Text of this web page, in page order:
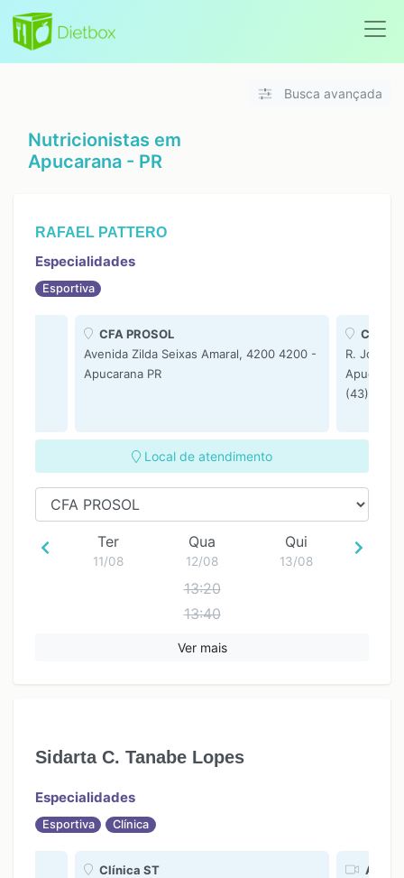
Busca avançada
Nutricionistas em
Apucarana - PR
RAFAEL PATTERO
Especialidades
Esportiva
CFA PROSOL
Avenida Zilda Seixas Amaral, 4200 4200 -
Apucarana PR
R. José
(43)
Local de atendimento
Ter
11/08
Qua
12/08
13:20
13:40
14:00
15:40
Qui
13/08
Ver mais
Sidarta C. Tanabe Lopes
Especialidades
Esportiva Clínica
Clínica ST